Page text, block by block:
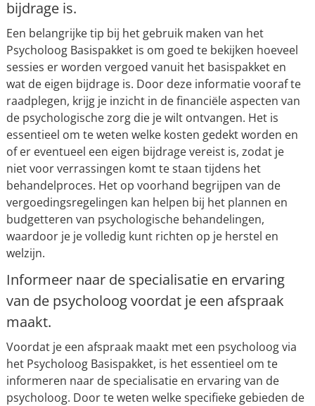
bijdrage is.
Een belangrijke tip bij het gebruik maken van het
Psycholoog Basispakket is om goed te bekijken hoeveel
sessies er worden vergoed vanuit het basispakket en
wat de eigen bijdrage is. Door deze informatie vooraf te
raadplegen, krijg je inzicht in de financiële aspecten van
de psychologische zorg die je wilt ontvangen. Het is
essentieel om te weten welke kosten gedekt worden en
of er eventueel een eigen bijdrage vereist is, zodat je
niet voor verrassingen komt te staan tijdens het
behandelproces. Het op voorhand begrijpen van de
vergoedingsregelingen kan helpen bij het plannen en
budgetteren van psychologische behandelingen,
waardoor je je volledig kunt richten op je herstel en
welzijn.
Informeer naar de specialisatie en ervaring
van de psycholoog voordat je een afspraak
maakt.
Voordat je een afspraak maakt met een psycholoog via
het Psycholoog Basispakket, is het essentieel om te
informeren naar de specialisatie en ervaring van de
psycholoog. Door te weten welke specifieke gebieden de